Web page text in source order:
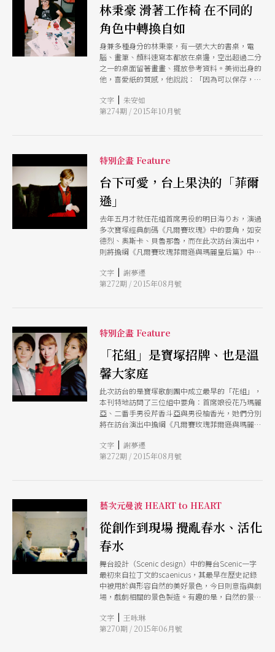
林秉豪 滑著工作椅 在不同的
角色中轉換自如
身兼多種身分的林秉豪，有一張大大的書桌，電
腦、畫筆、顏料速寫本都放在桌邊，空出超過二分
之一的桌面留著畫畫、擺放參考資料。美術出身的
他，喜愛紙的質感，他說說：「因為可以保存，所
績，而在這張書桌前，他帶著耳機邊聽音樂邊畫
畫，優遊在自己的創作世界，在不同的角色中轉換
文字 | 朱安如
第274期 / 2015年10月號
特別企畫 Feature
台下可愛，台上果決的「菲爾
遜」
去年五月才就任花組首席男役的明日海りお，演過
多次寶塚經典劇碼《凡爾賽玫瑰》中的要角，如安
德烈、奧斯卡、貝魯那魯，而在此次訪台演出中，
則將擔綱《凡爾賽玫瑰菲爾遜與瑪麗皇后篇》中的
為愛人犧牲生命的英勇角色，明日海剛開始覺得很
難詮釋，但她表示，隨著排練與演出，終究能掌握
文字 | 謝夢遷
第272期 / 2015年08月號
特別企畫 Feature
「花組」是寶塚招牌、也是溫
馨大家庭
此次訪台的是寶塚歌劇團中成立最早的「花組」，
本刊特地訪問了三位組中要角：首席娘役花乃瑪麗
亞、二番手男役芹香斗亞與男役柚香光，她們分別
將在訪台演出中擔綱《凡爾賽玫瑰菲爾遜與瑪麗皇
瑪麗亞與芹香斗亞都是從他組轉到「花組」，在這
個堪稱寶塚歌劇團招牌的組別中，她們深覺該組如
文字 | 謝夢遷
第272期 / 2015年08月號
藝次元曼波 HEART to HEART
從創作到現場 攪亂春水、活化
春水
舞台設計（Scenic design）中的舞台Scenic一字
最初來自拉丁文的scaenicus，其最早在歷史記錄
中被用於與形容自然的美好景色，今日則意指與劇
場，戲劇相關的景色製造。有趣的是，自然的景色
負著創造美好風景（fine view）的責任為觀眾及戲
劇做場景的打底。在這個意義下，舞台設計師必須
文字 | 王咏琳
第270期 / 2015年06月號